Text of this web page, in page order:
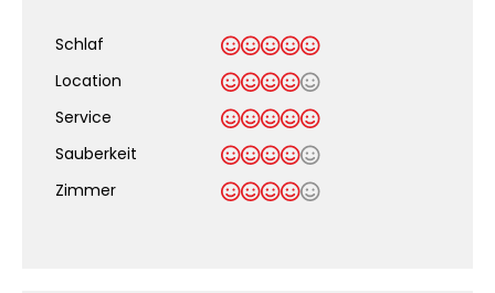
Schlaf
Location
Service
Sauberkeit
Zimmer